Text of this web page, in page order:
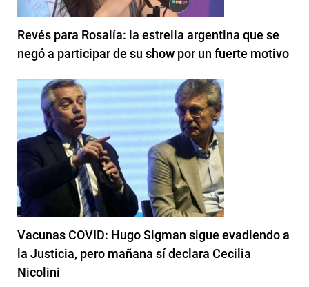
Revés para Rosalía: la estrella argentina que se
negó a participar de su show por un fuerte motivo
Vacunas COVID: Hugo Sigman sigue evadiendo a
la Justicia, pero mañana sí declara Cecilia
Nicolini